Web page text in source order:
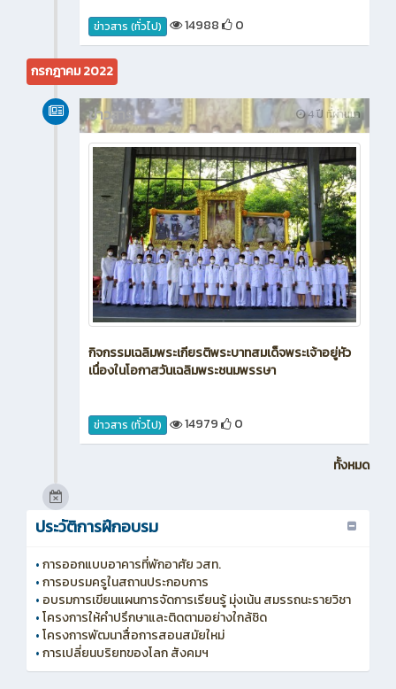
ข่าวสาร (ทั่วไป) 14988 0
กรกฎาคม 2022
4 ปี ที่ผ่านมา
ข่าวสาร
กิจกรรมเฉลิมพระเกียรติพระบาทสมเด็จพระเจ้าอยู่หัว
เนื่องในโอกาสวันเฉลิมพระชนมพรรษา
ข่าวสาร (ทั่วไป) 14979 0
ทั้งหมด
ประวัติการฝึกอบรม
•การออกแบบอาคารที่พักอาศัย วสท.
•การอบรมครูในสถานประกอบการ
• อบรมการเขียนแผนการจัดการเรียนรู้ มุ่งเน้น สมรรถนะรายวิชา
•โครงการให้คำปรึกษาและติดตามอย่างใกล้ชิด
•โครงการพัฒนาสื่อการสอนสมัยใหม่
•การเปลี่ยนบริยทของโลก สังคมฯ